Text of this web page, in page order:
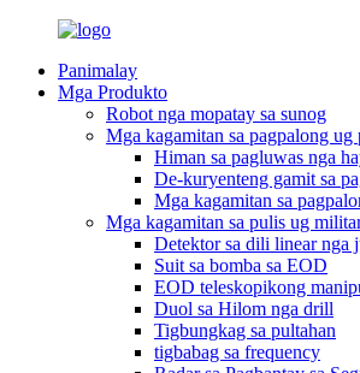
Panimalay
Mga Produkto
Robot nga mopatay sa sunog
Mga kagamitan sa pagpalong ug
Himan sa pagluwas nga
De-kuryenteng gamit sa
Mga kagamitan sa
Mga kagamitan sa pulis ug
Detektor sa dili linear nga
Suit sa bomba sa EOD
EOD teleskopikong
Duol sa Hilom nga drill
Tigbungkag sa pultahan
tigbabag sa frequency